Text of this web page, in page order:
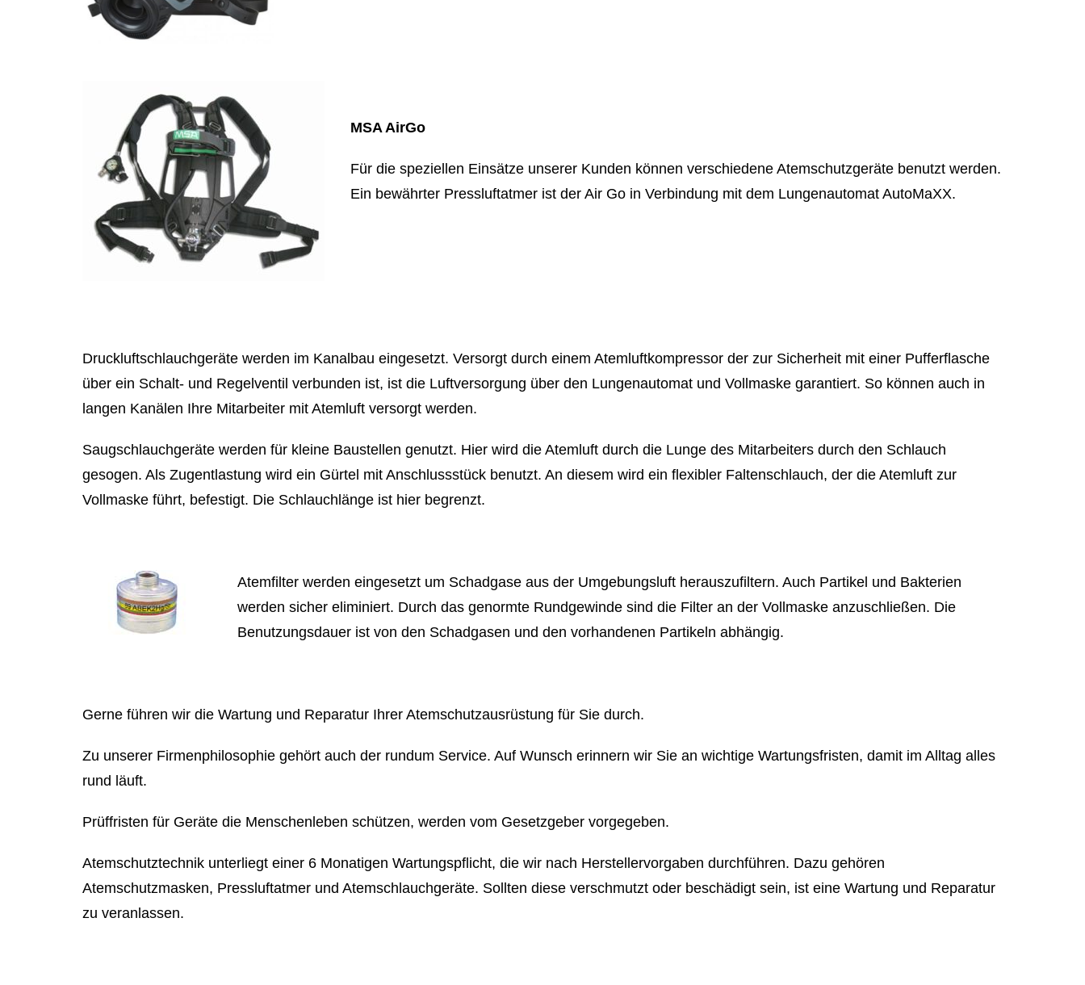
MSA AirGo
Für die speziellen Einsätze unserer Kunden können verschiedene Atemschutzgeräte benutzt werden.
Ein bewährter Pressluftatmer ist der Air Go in Verbindung mit dem Lungenautomat AutoMaXX.
Druckluftschlauchgeräte werden im Kanalbau eingesetzt. Versorgt durch einem Atemluftkompressor der zur Sicherheit mit einer Pufferflasche
über ein Schalt- und Regelventil verbunden ist, ist die Luftversorgung über den Lungenautomat und Vollmaske garantiert. So können auch in
langen Kanälen Ihre Mitarbeiter mit Atemluft versorgt werden.
Saugschlauchgeräte werden für kleine Baustellen genutzt. Hier wird die Atemluft durch die Lunge des Mitarbeiters durch den Schlauch
gesogen. Als Zugentlastung wird ein Gürtel mit Anschlussstück benutzt. An diesem wird ein flexibler Faltenschlauch, der die Atemluft zur
Vollmaske führt, befestigt. Die Schlauchlänge ist hier begrenzt.
Atemfilter werden eingesetzt um Schadgase aus der Umgebungsluft herauszufiltern. Auch Partikel und Bakterien
werden sicher eliminiert. Durch das genormte Rundgewinde sind die Filter an der Vollmaske anzuschließen. Die
Benutzungsdauer ist von den Schadgasen und den vorhandenen Partikeln abhängig.
Gerne führen wir die Wartung und Reparatur Ihrer Atemschutzausrüstung für Sie durch.
Zu unserer Firmenphilosophie gehört auch der rundum Service. Auf Wunsch erinnern wir Sie an wichtige Wartungsfristen, damit im Alltag alles
rund läuft.
Prüffristen für Geräte die Menschenleben schützen, werden vom Gesetzgeber vorgegeben.
Atemschutztechnik unterliegt einer 6 Monatigen Wartungspflicht, die wir nach Herstellervorgaben durchführen. Dazu gehören
Atemschutzmasken, Pressluftatmer und Atemschlauchgeräte. Sollten diese verschmutzt oder beschädigt sein, ist eine Wartung und Reparatur
zu veranlassen.